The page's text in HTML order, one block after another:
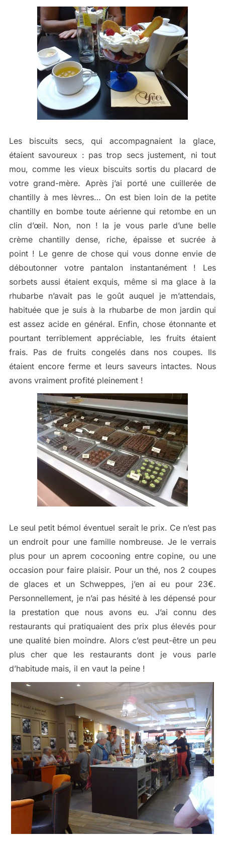
Les biscuits secs, qui accompagnaient la glace,
étaient savoureux : pas trop secs justement, ni tout
mou, comme les vieux biscuits sortis du placard de
votre grand-mère. Après j’ai porté une cuillerée de
chantilly à mes lèvres… On est bien loin de la petite
chantilly en bombe toute aérienne qui retombe en un
clin d’œil. Non, non ! la je vous parle d’une belle
crème chantilly dense, riche, épaisse et sucrée à
point ! Le genre de chose qui vous donne envie de
déboutonner votre pantalon instantanément ! Les
sorbets aussi étaient exquis, même si ma glace à la
rhubarbe n’avait pas le goût auquel je m’attendais,
habituée que je suis à la rhubarbe de mon jardin qui
est assez acide en général. Enfin, chose étonnante et
pourtant terriblement appréciable, les fruits étaient
frais. Pas de fruits congelés dans nos coupes. Ils
étaient encore ferme et leurs saveurs intactes. Nous
avons vraiment profité pleinement !
Le seul petit bémol éventuel serait le prix. Ce n’est pas
un endroit pour une famille nombreuse. Je le verrais
plus pour un aprem cocooning entre copine, ou une
occasion pour faire plaisir. Pour un thé, nos 2 coupes
de glaces et un Schweppes, j’en ai eu pour 23€.
Personnellement, je n’ai pas hésité à les dépensé pour
la prestation que nous avons eu. J’ai connu des
restaurants qui pratiquaient des prix plus élevés pour
une qualité bien moindre. Alors c’est peut-être un peu
plus cher que les restaurants dont je vous parle
d’habitude mais, il en vaut la peine !